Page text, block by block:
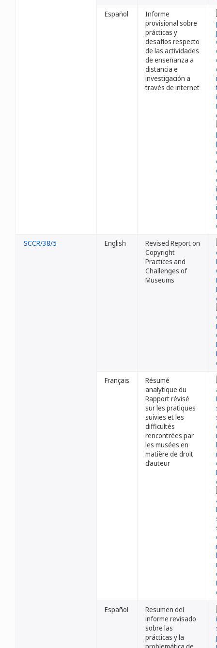
Español
Informe
provisional sobre
prácticas y
desafíos respecto
de las actividades
de enseñanza a
distancia e
investigación a
través de internet
SCCR/38/5 English
Revised Report on
Copyright
Practices and
Challenges of
Museums
Français
Résumé
analytique du
Rapport révisé
sur les pratiques
suivies et les
difficultés
rencontrées par
les musées en
matière de droit
d’auteur
Español
Resumen del
informe revisado
sobre las
prácticas y la